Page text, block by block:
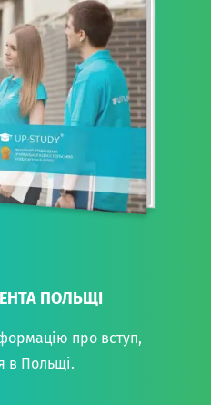
ПОЛЬЩІ
про вступ,
в Польщі.